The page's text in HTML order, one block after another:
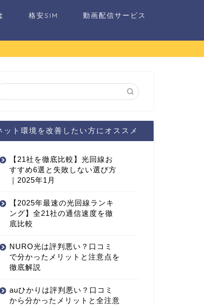
格安SIM 動画配信サービス
ット環境を改善したい方にオススメ
【21社を徹底比較】光回線お
すすめ6選と失敗しない選び方
｜2025年1月
【2025年最速の光回線ランキ
ング】全21社の通信速度を徹
底比較
NURO光は評判悪い？口コミ
で分かったメリットと注意点を
徹底解説
auひかりは評判悪い？口コミ
から分かったメリットと全注意